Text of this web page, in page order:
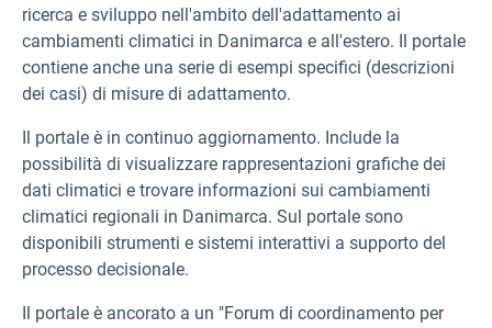
ricerca e sviluppo nell'ambito dell'adattamento ai
cambiamenti climatici in Danimarca e all'estero. Il portale
contiene anche una serie di esempi specifici (descrizioni
dei casi) di misure di adattamento.
Il portale è in continuo aggiornamento. Include la
possibilità di visualizzare rappresentazioni grafiche dei
dati climatici e trovare informazioni sui cambiamenti
climatici regionali in Danimarca. Sul portale sono
disponibili strumenti e sistemi interattivi a supporto del
processo decisionale.
Il portale è ancorato a un "Forum di coordinamento per